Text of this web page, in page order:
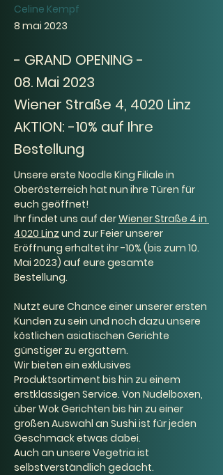
Celine Kempf
8 mai 2023
- GRAND OPENING -
08. Mai 2023
Wiener Straße 4, 4020 Linz
AKTION: -10% auf Ihre
Bestellung
Unsere erste Noodle King Filiale in
Oberösterreich hat nun ihre Türen für
euch geöffnet!
Ihr findet uns auf der Wiener Straße 4 in
4020 Linz und zur Feier unserer
Eröffnung erhaltet ihr -10% (bis zum 10.
Mai 2023) auf eure gesamte
Bestellung.
Nutzt eure Chance einer unserer ersten
Kunden zu sein und noch dazu unsere
köstlichen asiatischen Gerichte
günstiger zu ergattern.
Wir bieten ein exklusives
Produktsortiment bis hin zu einem
erstklassigen Service. Von Nudelboxen,
über Wok Gerichten bis hin zu einer
großen Auswahl an Sushi ist für jeden
Geschmack etwas dabei.
Auch an unsere Vegetria ist
selbstverständlich gedacht.